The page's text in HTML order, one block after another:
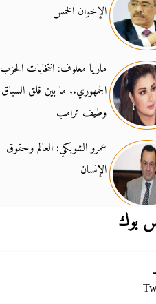
الإخوان الخمس
ماريا معلوف: انتخابات الحزب
الجمهوري.. ما بين قلق السباق
وطيف ترامب
عمرو الشوبكي: العالم وحقوق
الإنسان
بوك